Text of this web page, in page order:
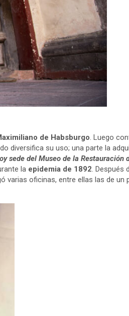
de Habsburgo. Luego
diversifica su uso; una parte la
sede del Museo de la Restauración
la epidemia de 1892. Después
varias oficinas, entre ellas las de un